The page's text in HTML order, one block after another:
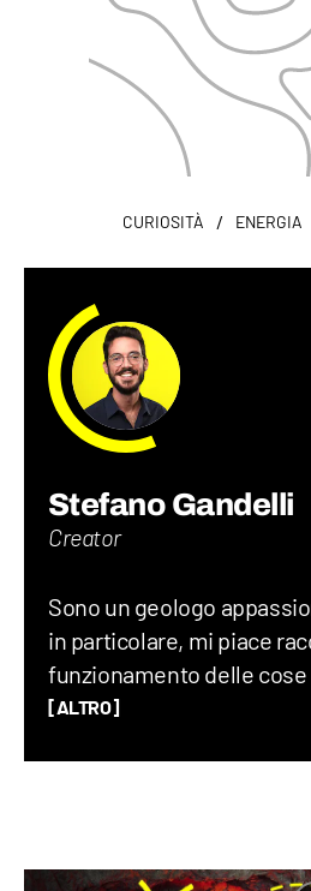
CURIOSITÀ / ENERGIA
Stefano Gandelli
Creator
Sono un geologo
in particolare, mi piace
funzionamento delle
storie assurde (ma vere)
guardare film, andare ai
[ALTRO]